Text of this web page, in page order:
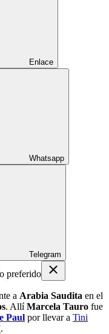
Enlace
Whatsapp
Telegram
preferido
a Arabia Saudita en el
. AllíMarcela Tauro fue
Paul por llevar a Tini
.